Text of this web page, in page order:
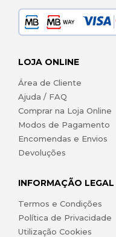
LOJA ONLINE
Área de Cliente
Ajuda / FAQ
Comprar na Loja Online
Modos de Pagamento
Encomendas e Envios
Devoluções
INFORMAÇÃO LEGAL
Termos e Condições
Política de Privacidade
Utilização Cookies